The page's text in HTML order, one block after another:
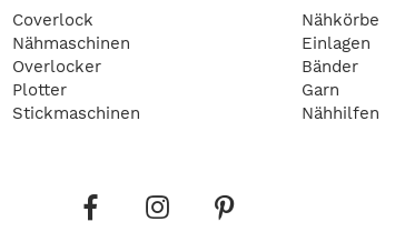
Coverlock
Nähmaschinen
Overlocker
Plotter
Stickmaschinen
Nähkörbe
Einlagen
Bänder
Garn
Nähhilfen